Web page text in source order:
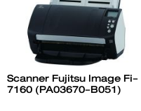
Scanner Fujitsu lmage Fi-
7160 (PA03670-B051)